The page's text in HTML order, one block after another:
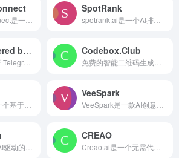
SpotRank
Tely AI powered by TeleGPT Codebox.Club
VeeSpark
CREAO